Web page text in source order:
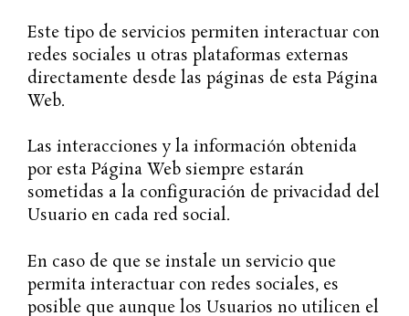
Este tipo de servicios permiten interactuar con
redes sociales u otras plataformas externas
directamente desde las páginas de esta Página
Web.
Las interacciones y la información obtenida
por esta Página Web siempre estarán
sometidas a la configuración de privacidad del
Usuario en cada red social.
En caso de que se instale un servicio que
permita interactuar con redes sociales, es
posible que aunque los Usuarios no utilicen el